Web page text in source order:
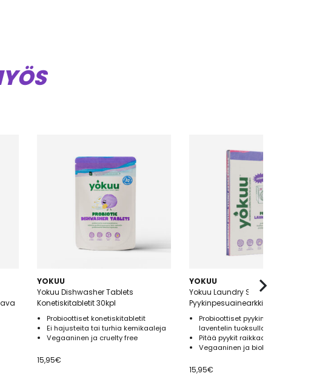
YOKUU
Yokuu Dishwasher Tablets
Konetiskitabletit 30kpl
Probioottiset konetiskitabletit
Ei hajusteita tai turhia kemikaaleja
Vegaaninen ja cruelty free
15,95€
YOKUU
Yokuu Laundry Sheets
Pyykinpesuainearkki Laventeli 32kpl
Probioottiset pyykinpesuarkit
laventelin tuoksulla
Pitää pyykit raikkaana pitkään
Vegaaninen ja biohajoava
15,95€